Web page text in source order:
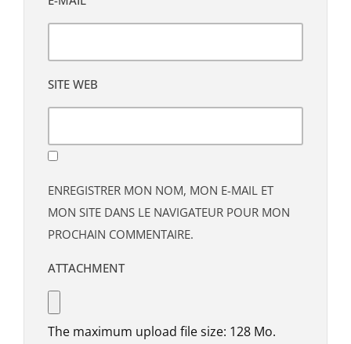
SITE WEB
ENREGISTRER MON NOM, MON E-MAIL ET
MON SITE DANS LE NAVIGATEUR POUR MON
PROCHAIN COMMENTAIRE.
ATTACHMENT
The maximum upload file size: 128 Mo.